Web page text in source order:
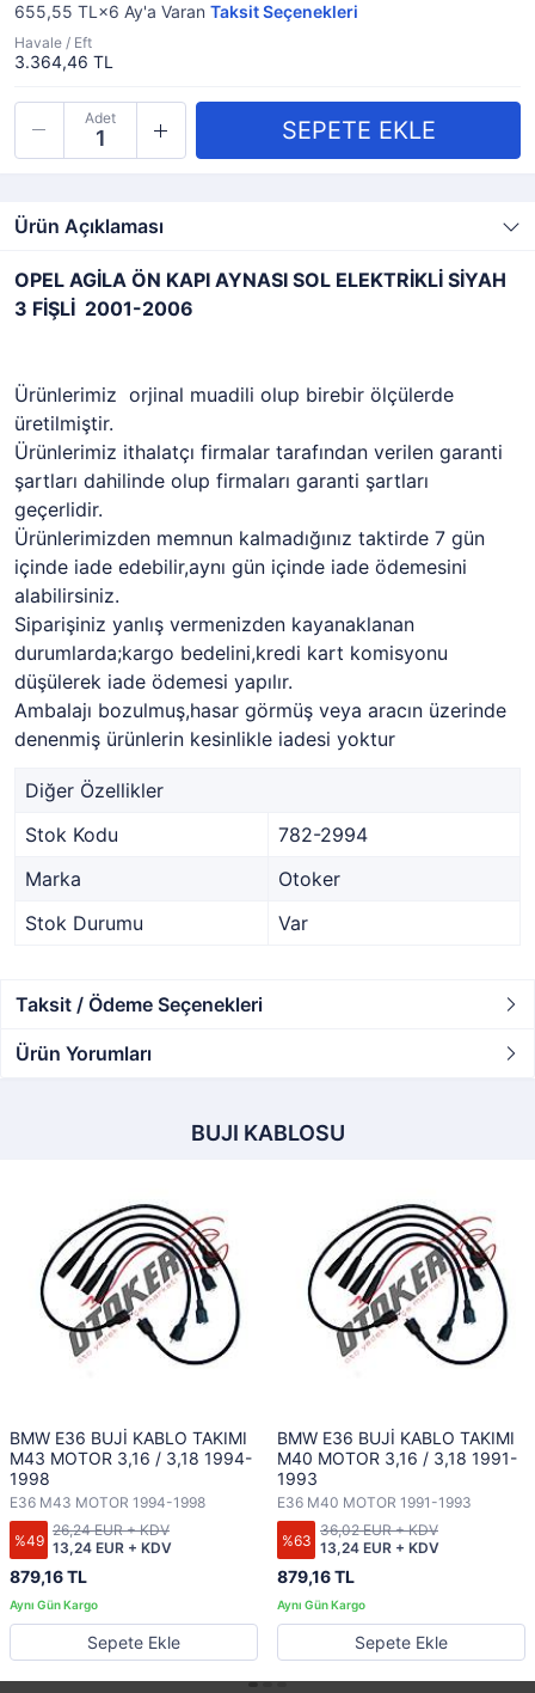
655,55 TL×6 Ay'a Varan Taksit Seçenekleri
Havale / Eft
3.364,46 TL
Adet
Ürün Açıklaması
OPEL AGİLA ÖN KAPI AYNASI SOL ELEKTRİKLİ SİYAH
3 FİŞLİ 2001-2006
Ürünlerimiz orjinal muadili olup birebir ölçülerde
üretilmiştir.
Ürünlerimiz ithalatçı firmalar tarafından verilen garanti
şartları dahilinde olup firmaları garanti şartları
geçerlidir.
Ürünlerimizden memnun kalmadığınız taktirde 7 gün
içinde iade edebilir,aynı gün içinde iade ödemesini
alabilirsiniz.
Siparişiniz yanlış vermenizden kayanaklanan
durumlarda;kargo bedelini,kredi kart komisyonu
düşülerek iade ödemesi yapılır.
Ambalajı bozulmuş,hasar görmüş veya aracın üzerinde
denenmiş ürünlerin kesinlikle iadesi yoktur
Diğer Özellikler
Stok Kodu
782-2994
Marka
Otoker
Stok Durumu
Var
Taksit / Ödeme Seçenekleri
Ürün Yorumları
BUJI KABLOSU
BMW E36 BUJİ KABLO TAKIMI
M43 MOTOR 3,16 / 3,18 1994-
1998
E36 M43 MOTOR 1994-1998
%49
879,16 TL
13,24 EUR + KDV
26,24 EUR + KDV
Sepete Ekle
BMW E36 BUJİ KABLO TAKIMI
M40 MOTOR 3,16 / 3,18 1991-
1993
E36 M40 MOTOR 1991-1993
%63
879,16 TL
13,24 EUR + KDV
36,02 EUR + KDV
Sepete Ekle